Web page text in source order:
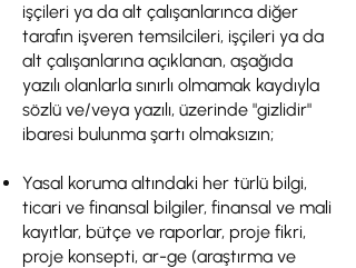
işçileri ya da alt çalışanlarınca diğer
tarafın işveren temsilcileri, işçileri ya da
alt çalışanlarına açıklanan, aşağıda
yazılı olanlarla sınırlı olmamak kaydıyla
sözlü ve/veya yazılı, üzerinde "gizlidir"
ibaresi bulunma şartı olmaksızın;
Yasal koruma altındaki her türlü bilgi,
ticari ve finansal bilgiler, finansal ve mali
kayıtlar, bütçe ve raporlar, proje fikri,
proje konsepti, ar-ge (araştırma ve